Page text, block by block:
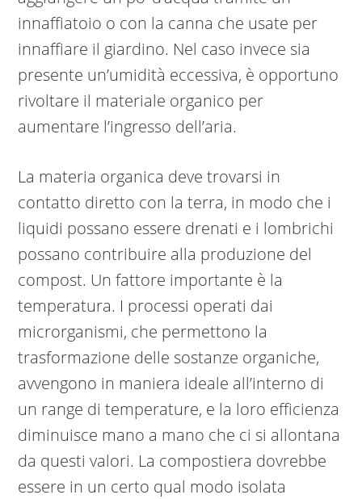
innaffiatoio o con la canna che usate per
innaffiare il giardino. Nel caso invece sia
presente un’umidità eccessiva, è opportuno
rivoltare il materiale organico per
aumentare l’ingresso dell’aria.
La materia organica deve trovarsi in
contatto diretto con la terra, in modo che i
liquidi possano essere drenati e i lombrichi
possano contribuire alla produzione del
compost. Un fattore importante è la
temperatura. I processi operati dai
microrganismi, che permettono la
trasformazione delle sostanze organiche,
avvengono in maniera ideale all’interno di
un range di temperature, e la loro efficienza
diminuisce mano a mano che ci si allontana
da questi valori. La compostiera dovrebbe
essere in un certo qual modo isolata